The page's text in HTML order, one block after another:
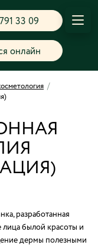
33 09
онлайн
/
разработанная
былой красоты и
дермы полезными